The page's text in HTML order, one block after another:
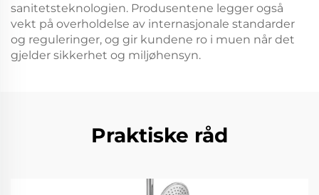
sanitetsteknologien. Produsentene legger også
vekt på overholdelse av internasjonale standarder
og reguleringer, og gir kundene ro i muen når det
gjelder sikkerhet og miljøhensyn.
Praktiske råd